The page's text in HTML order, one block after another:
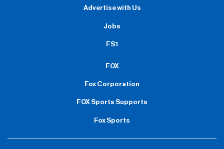
Advertise with Us
Jobs
FS1
FOX
Fox Corporation
FOX Sports Supports
Fox Sports